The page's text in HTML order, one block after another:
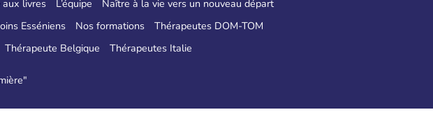
aux livres L’équipe
Naître à la vie vers un nouveau départ
Esséniens Nos formations
Thérapeutes DOM-TOM
Thérapeute Belgique Thérapeutes Italie